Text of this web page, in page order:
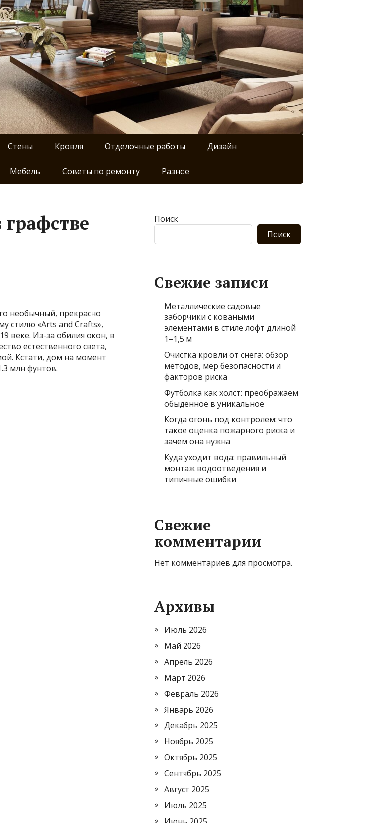
Стены Кровля Отделочные работы Дизайн
Мебель Советы по ремонту Разное
необычный, прекрасно
стилю «Arts and Crafts»,
веке. Из-за обилия окон, в
естественного света,
Кстати, дом на момент
млн фунтов.
Поиск
Поиск
Свежие записи
Металлические садовые
заборчики с коваными
элементами в стиле лофт длиной
1–1,5 м
Очистка кровли от снега: обзор
методов, мер безопасности и
факторов риска
Футболка как холст: преображаем
обыденное в уникальное
Когда огонь под контролем: что
такое оценка пожарного риска и
зачем она нужна
Куда уходит вода: правильный
монтаж водоотведения и
типичные ошибки
Свежие
комментарии
Нет комментариев для просмотра.
Архивы
Июль 2026
Май 2026
Апрель 2026
Март 2026
Февраль 2026
Январь 2026
Декабрь 2025
Ноябрь 2025
Октябрь 2025
Сентябрь 2025
Август 2025
Июль 2025
Июнь 2025